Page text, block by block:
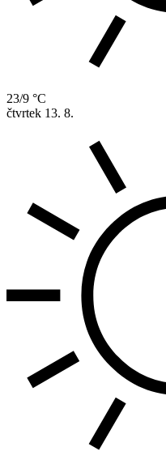
23/9 °C
čtvrtek 13. 8.